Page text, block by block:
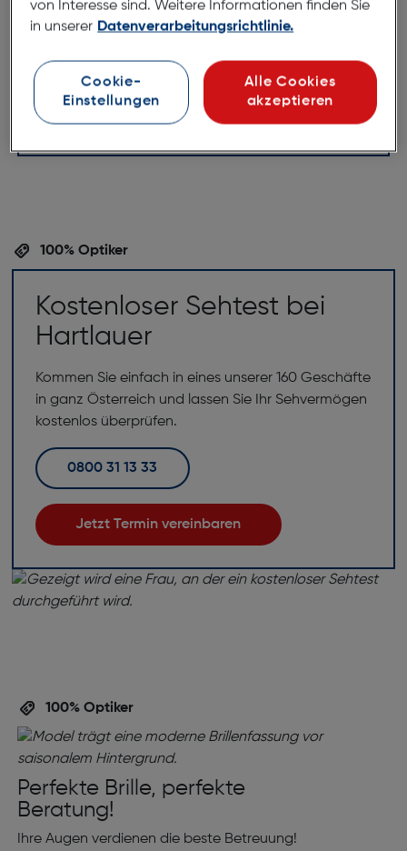
Tragegefühl gewährleistet. Mit dem stabilen
diese Lesehilfen eine optimale Passform. Perfekt für
Personen, die einen klaren und komfortablen Blick
auf ihre Bücher, oder Zeitschriften suchen.
100% Optiker
Kostenloser Sehtest bei
Hartlauer
Kommen Sie einfach in eines unserer 160 Geschäfte
in ganz Österreich und lassen Sie Ihr Sehvermögen
kostenlos überprüfen.
0800 31 13 33
Jetzt Termin vereinbaren
100% Optiker
Perfekte Brille, perfekte
Beratung!
Ihre Augen verdienen die beste Betreuung!
von Interesse sind. Weitere Informationen finden Sie
in unserer Datenverarbeitungsrichtlinie.
Cookie-
Einstellungen
Alle Cookies
akzeptieren